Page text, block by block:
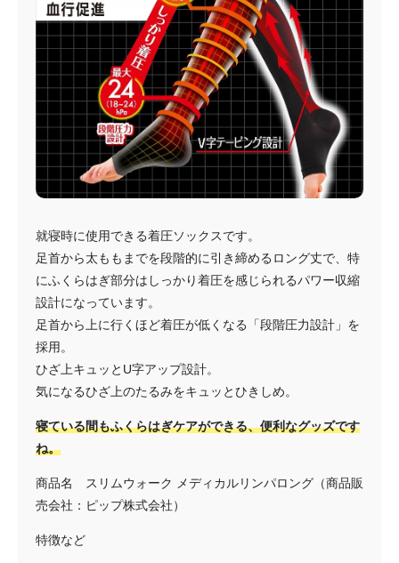
就寝時に使用できる着圧ソックスです。
足首から太ももまでを段階的に引き締めるロング丈で、特
にふくらはぎ部分はしっかり着圧を感じられるパワー収縮
設計になっています。
足首から上に行くほど着圧が低くなる「段階圧力設計」を
採用。
ひざ上キュッとU字アップ設計。
気になるひざ上のたるみをキュッとひきしめ。
寝ている間もふくらはぎケアができる、便利なグッズです
ね。
商品名 スリムウォーク メディカルリンパロング（商品販
売会社：ピップ株式会社）
特徴など